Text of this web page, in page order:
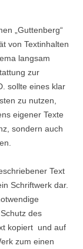
„Guttenberg“
von Textinhalten
langsam
zur
sollte eines klar
zu nutzen,
eigener Texte
sondern auch
Text
Schriftwerk dar.
des
kopiert und auf
zum einen